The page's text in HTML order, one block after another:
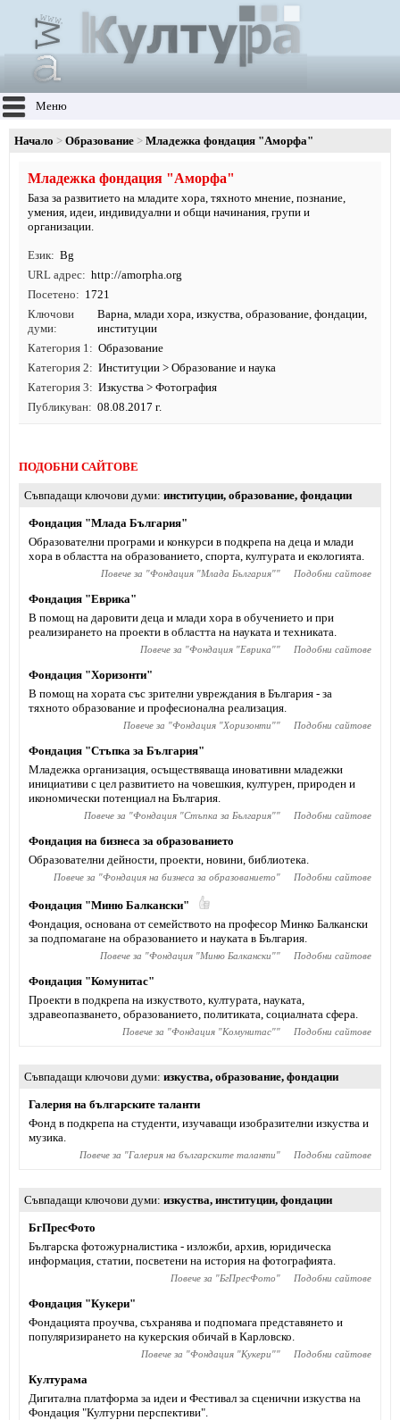
Меню
Начало Образование Младежка фондация "Аморфа"
Младежка фондация "Аморфа"
База за развитието на младите хора, тяхното мнение, познание,
умения, идеи, индивидуални и общи начинания, групи и
организации.
Език
Bg
URL адрес
http://amorpha.org
Посетено
1721
Ключови
думи
Варна, млади хора, изкуства, образование, фондации,
институции
Категория 1
Образование
Категория 2
Институции > Образование и наука
Категория 3
Изкуства > Фотография
Публикуван
08.08.2017 г.
ПОДОБНИ САЙТОВЕ
Съвпадащи ключови думи институции, образование, фондации
Фондация "Млада България"
Образователни програми и конкурси в подкрепа на деца и млади
хора в областта на образованието, спорта, културата и екологията.
Повече за "Фондация "Млада България"" Подобни сайтове
Фондация "Еврика"
В помощ на даровити деца и млади хора в обучението и при
реализирането на проекти в областта на науката и техниката.
Повече за "Фондация "Еврика"" Подобни сайтове
Фондация "Хоризонти"
В помощ на хората със зрителни увреждания в България - за
тяхното образование и професионална реализация.
Повече за "Фондация "Хоризонти"" Подобни сайтове
Фондация "Стъпка за България"
Младежка организация, осъществяваща иновативни младежки
инициативи с цел развитието на човешкия, културен, природен и
икономически потенциал на България.
Повече за "Фондация "Стъпка за България"" Подобни сайтове
Фондация на бизнеса за образованието
Образователни дейности, проекти, новини, библиотека.
Повече за "Фондация на бизнеса за образованието" Подобни сайтове
Фондация "Миню Балкански"
Фондация, основана от семейството на професор Минко Балкански
за подпомагане на образованието и науката в България.
Повече за "Фондация "Миню Балкански"" Подобни сайтове
Фондация "Комунитас"
Проекти в подкрепа на изкуството, културата, науката,
здравеопазването, образованието, политиката, социалната сфера.
Повече за "Фондация "Комунитас"" Подобни сайтове
Съвпадащи ключови думи изкуства, образование, фондации
Галерия на българските таланти
Фонд в подкрепа на студенти, изучаващи изобразителни изкуства и
музика.
Повече за "Галерия на българските таланти" Подобни сайтове
Съвпадащи ключови думи изкуства, институции, фондации
БгПресФото
Българска фотожурналистика - изложби, архив, юридическа
информация, статии, посветени на история на фотографията.
Повече за "БгПресФото" Подобни сайтове
Фондация "Кукери"
Фондацията проучва, съхранява и подпомага представянето и
популяризирането на кукерския обичай в Карловско.
Повече за "Фондация "Кукери"" Подобни сайтове
Културама
Дигитална платформа за идеи и Фестивал за сценични изкуства на
Фондация "Културни перспективи".